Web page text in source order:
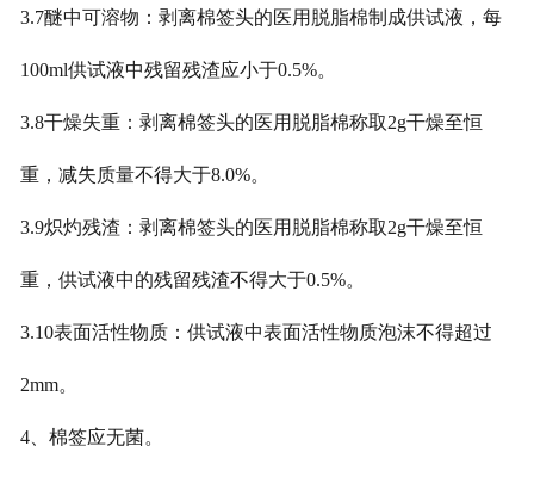
3.7醚中可溶物：剥离棉签头的医用脱脂棉制成供试液，每
100ml供试液中残留残渣应小于0.5%。
3.8干燥失重：剥离棉签头的医用脱脂棉称取2g干燥至恒
重，减失质量不得大于8.0%。
3.9炽灼残渣：剥离棉签头的医用脱脂棉称取2g干燥至恒
重，供试液中的残留残渣不得大于0.5%。
3.10表面活性物质：供试液中表面活性物质泡沫不得超过
2mm。
4、棉签应无菌。